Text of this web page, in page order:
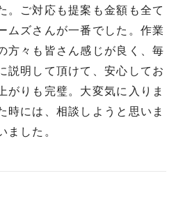
。ご対応も提案も金額も全て
ムズさんが一番でした。作業
方々も皆さん感じが良く、毎
説明して頂けて、安心してお
がりも完璧。大変気に入りま
時には、相談しようと思いま
ました。